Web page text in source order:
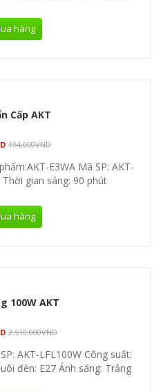
hàng
Cấp AKT
194,000VND
E3WA Mã SP: AKT-
Thời gian sáng: 90 phút
hàng
100W AKT
2,510,000VND
AKT-LFL100W Công suất:
đèn: E27 Ánh sáng: Trắng